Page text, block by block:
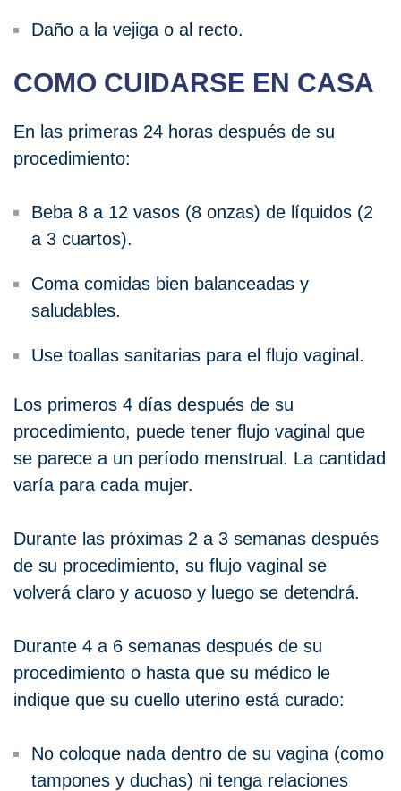
Daño a la vejiga o al recto.
COMO CUIDARSE EN CASA
En las primeras 24 horas después de su
procedimiento:
Beba 8 a 12 vasos (8 onzas) de líquidos (2
a 3 cuartos).
Coma comidas bien balanceadas y
saludables.
Use toallas sanitarias para el flujo vaginal.
Los primeros 4 días después de su
procedimiento, puede tener flujo vaginal que
se parece a un período menstrual. La cantidad
varía para cada mujer.
Durante las próximas 2 a 3 semanas después
de su procedimiento, su flujo vaginal se
volverá claro y acuoso y luego se detendrá.
Durante 4 a 6 semanas después de su
procedimiento o hasta que su médico le
indique que su cuello uterino está curado:
No coloque nada dentro de su vagina (como
tampones y duchas) ni tenga relaciones